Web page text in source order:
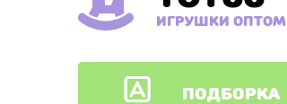
ИГРУШКИ ОПТОМ
ПОДБОРКА